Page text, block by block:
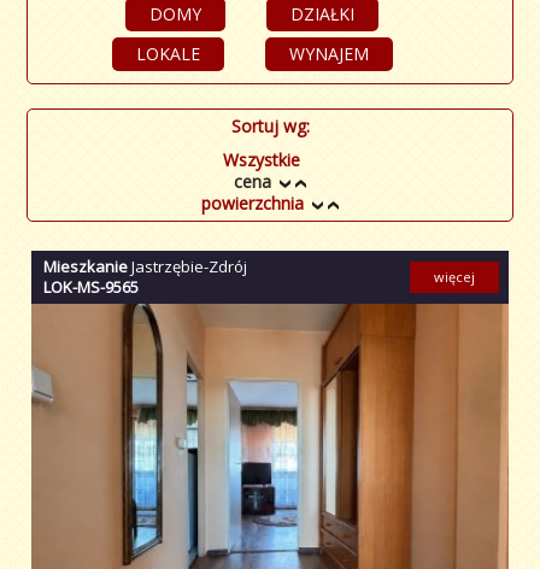
DOMY
DZIAŁKI
LOKALE
WYNAJEM
Sortuj wg:
Wszystkie
cena
powierzchnia
MieszkanieJastrzębie-Zdrój
LOK-MS-9565
więcej